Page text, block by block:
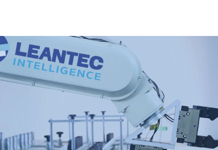
(7750)AI機器人小腦
發威 股價上看4000
元
理財週刊 · 即時新聞 財經 · 2026 年 4 月 20 日